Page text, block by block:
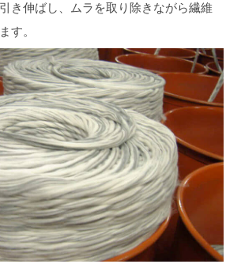
き伸ばし、ムラを取り除きながら繊維
す。